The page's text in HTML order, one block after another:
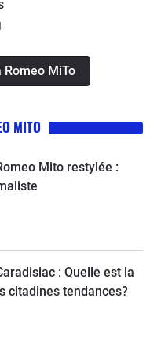
MiTo
MITO
Mito restylée :
: Quelle est la
citadines tendances?